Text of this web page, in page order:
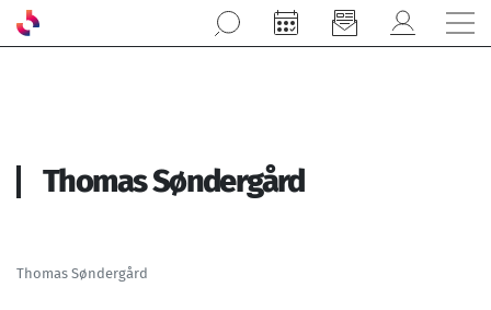
Aller au contenu principal
Thomas Søndergård
Thomas Søndergård